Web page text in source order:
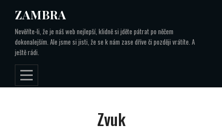
content
ZAMBRA
Nevěříte-li, že je náš web nejlepší, klidně si jděte pátrat po něčem
dokonalejším. Ale jsme si jisti, že se k nám zase dříve či později vrátíte. A
ještě rádi.
Zvuk